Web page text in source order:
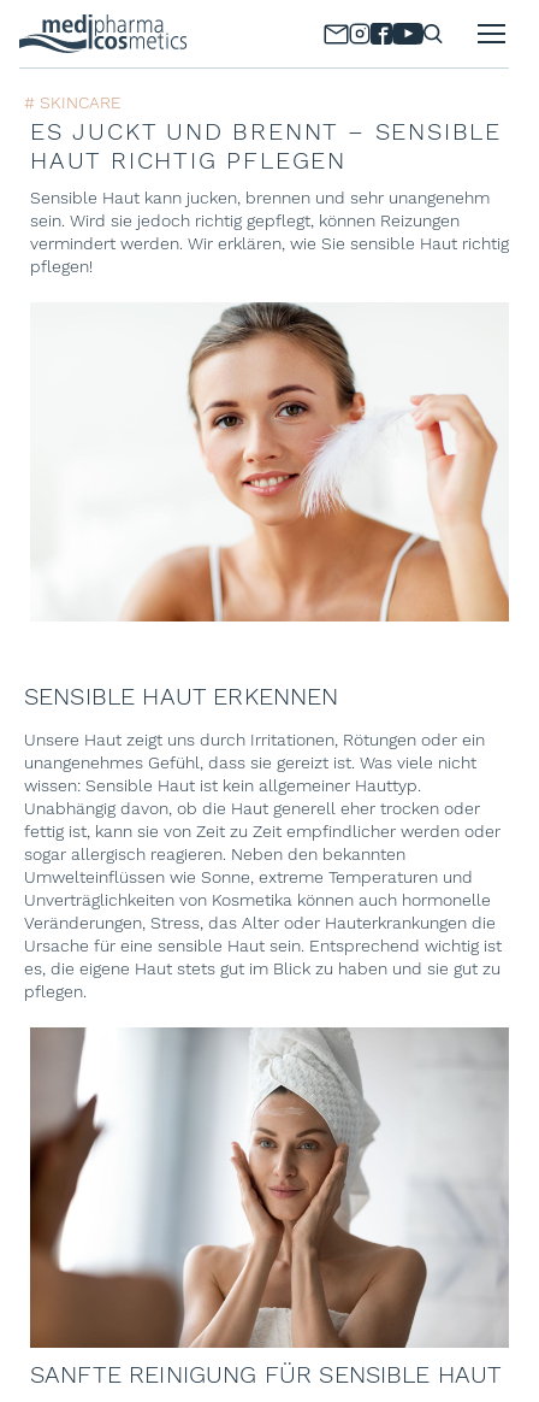
# SKINCARE
ES JUCKT UND BRENNT – SENSIBLE
HAUT RICHTIG PFLEGEN
Sensible Haut kann jucken, brennen und sehr unangenehm
sein. Wird sie jedoch richtig gepflegt, können Reizungen
vermindert werden. Wir erklären, wie Sie sensible Haut richtig
pflegen!
SENSIBLE HAUT ERKENNEN
Unsere Haut zeigt uns durch Irritationen, Rötungen oder ein
unangenehmes Gefühl, dass sie gereizt ist. Was viele nicht
wissen: Sensible Haut ist kein allgemeiner Hauttyp.
Unabhängig davon, ob die Haut generell eher trocken oder
fettig ist, kann sie von Zeit zu Zeit empfindlicher werden oder
sogar allergisch reagieren. Neben den bekannten
Umwelteinflüssen wie Sonne, extreme Temperaturen und
Unverträglichkeiten von Kosmetika können auch hormonelle
Veränderungen, Stress, das Alter oder Hauterkrankungen die
Ursache für eine sensible Haut sein. Entsprechend wichtig ist
es, die eigene Haut stets gut im Blick zu haben und sie gut zu
pflegen.
SANFTE REINIGUNG FÜR SENSIBLE HAUT